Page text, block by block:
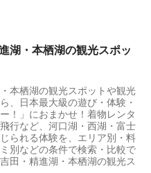
湖・本栖湖の観光スポッ
本栖湖の観光スポットや観光
、日本最大級の遊び・体験・
！」におまかせ！着物レンタ
行など、河口湖・西湖・富士
られる体験を、エリア別・料
別などの条件で検索・比較で
田・精進湖・本栖湖の観光ス